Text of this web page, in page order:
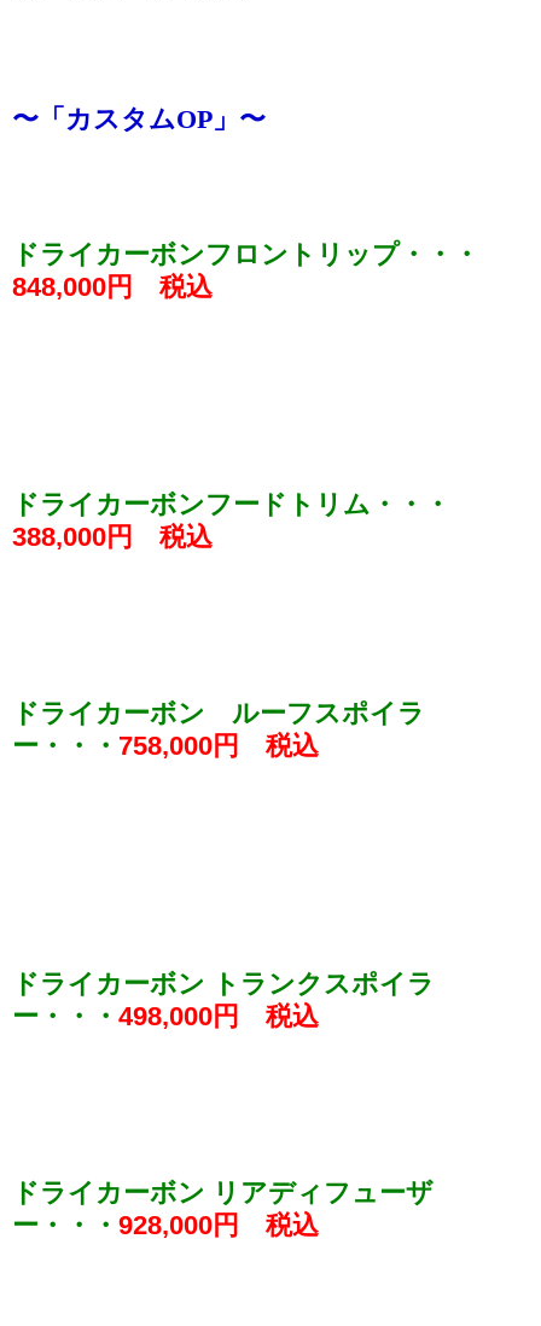
〜 「カスタムOP」〜
ドライカーボンフロントリップ・・・
848,000円 税込
ドライカーボンフードトリム・・・
388,000円 税込
ドライカーボン ルーフスポイラ
ー・・・ 758,000円 税込
ドライカーボン トランクスポイラ
ー・・・ 498,000円 税込
ドライカーボン リアディフューザ
ー・・・ 928,000円 税込